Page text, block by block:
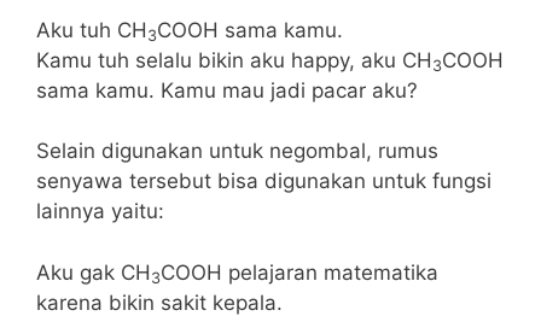
Aku tuh CH 3COOH sama kamu.
Kamu tuh selalu bikin aku happy, aku CH 3COOH
sama kamu. Kamu mau jadi pacar aku?
Selain digunakan untuk negombal, rumus
senyawa tersebut bisa digunakan untuk fungsi
lainnya yaitu:
Aku gak CH 3COOH pelajaran matematika
karena bikin sakit kepala.